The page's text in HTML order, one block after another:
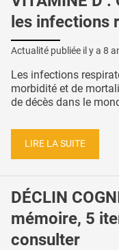
les infections
Actualité publiée il y a 8
Les infections
morbidité et de
de décès dans le
LIRE LA SUITE
DÉCLIN
mémoire, 5
consulter